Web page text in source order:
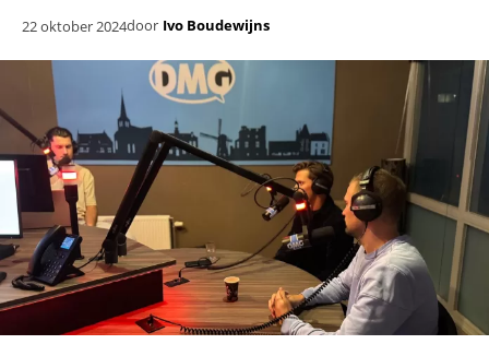
22 oktober 2024door Ivo Boudewijns